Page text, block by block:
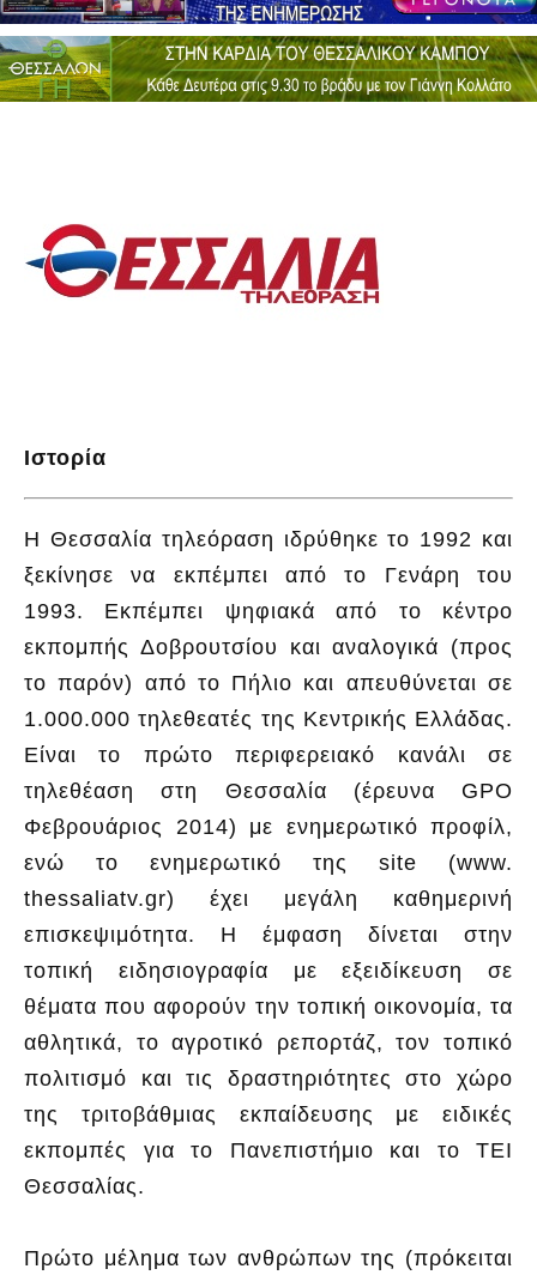
Ιστορία
Η Θεσσαλία τηλεόραση ιδρύθηκε το 1992 και
ξεκίνησε να εκπέμπει από το Γενάρη του
1993. Εκπέμπει ψηφιακά από το κέντρο
εκπομπής Δοβρουτσίου και αναλογικά (προς
το παρόν) από το Πήλιο και απευθύνεται σε
1.000.000 τηλεθεατές της Κεντρικής Ελλάδας.
Είναι το πρώτο περιφερειακό κανάλι σε
τηλεθέαση στη Θεσσαλία (έρευνα GPO
Φεβρουάριος 2014) με ενημερωτικό προφίλ,
ενώ το ενημερωτικό της site (www.
thessaliatv.gr) έχει μεγάλη καθημερινή
επισκεψιμότητα. Η έμφαση δίνεται στην
τοπική ειδησιογραφία με εξειδίκευση σε
θέματα που αφορούν την τοπική οικονομία, τα
αθλητικά, το αγροτικό ρεπορτάζ, τον τοπικό
πολιτισμό και τις δραστηριότητες στο χώρο
της τριτοβάθμιας εκπαίδευσης με ειδικές
εκπομπές για το Πανεπιστήμιο και το ΤΕΙ
Θεσσαλίας.
Πρώτο μέλημα των ανθρώπων της (πρόκειται